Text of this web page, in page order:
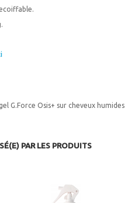
G.Force Osis+ sur cheveux humides
PAR LES PRODUITS